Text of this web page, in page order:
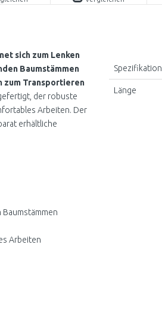
sich zum Lenken
Baumstämmen
zum Transportieren
der robuste
Arbeiten. Der
erhältliche
Arbeiten
Spezifikation
Länge